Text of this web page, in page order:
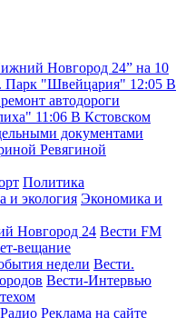
Новгород 24” на 10
Парк "Швейцария" 12:05 В
автодороги
11:06 В Кстовском
документами
Ревягиной
Политика
и экология Экономика и
Новгород 24 Вести FM
вещание
недели Вести.
Вести-Интервью
Реклама на сайте